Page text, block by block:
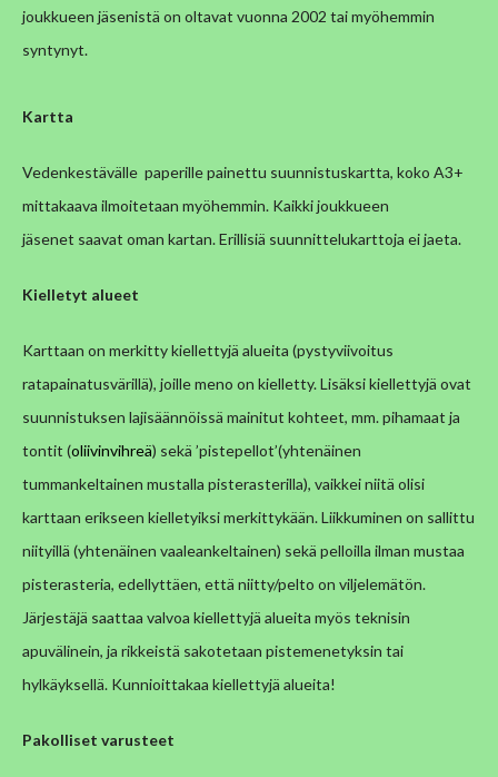
joukkueen jäsenistä on oltavat vuonna 2002 tai myöhemmin
syntynyt.
Kartta
Vedenkestävälle paperille painettu suunnistuskartta, koko A3+
mittakaava ilmoitetaan myöhemmin. Kaikki joukkueen
jäsenet saavat oman kartan. Erillisiä suunnittelukarttoja ei jaeta.
Kielletyt alueet
Karttaan on merkitty kiellettyjä alueita (pystyviivoitus
ratapainatusvärillä), joille meno on kielletty. Lisäksi kiellettyjä ovat
suunnistuksen lajisäännöissä mainitut kohteet, mm. pihamaat ja
tontit (oliivinvihreä) sekä ’pistepellot’(yhtenäinen
tummankeltainen mustalla pisterasterilla), vaikkei niitä olisi
karttaan erikseen kielletyiksi merkittykään. Liikkuminen on sallittu
niityillä (yhtenäinen vaaleankeltainen) sekä pelloilla ilman mustaa
pisterasteria, edellyttäen, että niitty/pelto on viljelemätön.
Järjestäjä saattaa valvoa kiellettyjä alueita myös teknisin
apuvälinein, ja rikkeistä sakotetaan pistemenetyksin tai
hylkäyksellä. Kunnioittakaa kiellettyjä alueita!
Pakolliset varusteet